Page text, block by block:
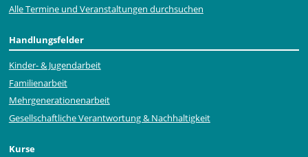
Alle Termine und Veranstaltungen durchsuchen
Handlungsfelder
Kinder- & Jugendarbeit
Familienarbeit
Mehr­generationen­arbeit
Gesellschaftliche Verantwortung & Nachhaltigkeit
Kurse